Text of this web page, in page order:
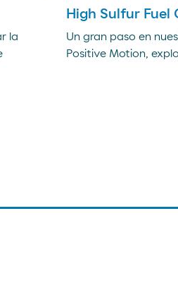
la
High Sulfur Fuel
Un gran paso en
Positive Motion,